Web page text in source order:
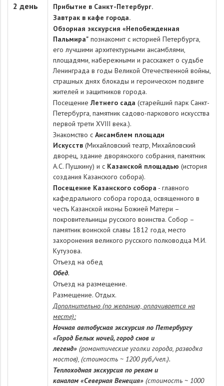
2 день Прибытие в Санкт-Петербург.
Завтрак в кафе города.
Обзорная экскурсия «Непобежденная
Пальмира" познакомит с историей Петербурга,
его лучшими архитектурными ансамблями,
площадями, набережными и расскажет о судьбе
Ленинграда в годы Великой Отечественной войны,
страшных днях блокады и героическом подвиге
жителей и защитников города.
ПосещениеЛетнего сада (старейший парк Санкт-
Петербурга, памятник садово-паркового искусства
первой трети XVIII века.).
Знакомство с Ансамблем площади
Искусств (Михайловский театр, Михайловский
дворец, здание дворянского собрания, памятник
А.С. Пушкину) и с Казанской площадью (история
создания Казанского собора).
Посещение Казанского собора - главного
кафедрального собора города, освященного в
честь Казанской иконы Божией Матери –
покровительницы русского воинства. Собор –
памятник воинской славы 1812 года, место
захоронения великого русского полководца М.И.
Кутузова.
Отъезд на обед
Обед.
Отъезд на размещение.
Размещение. Отдых.
Дополнительно (по желанию, оплачивается на
месте):
Ночная автобусная экскурсия по Петербургу
«Город Белых ночей, город снов и
легенд» (романтические уголки города, разводка
мостов), (стоимость ~ 1200 руб./чел.).
Теплоходная экскурсия по рекам и
каналам «Северная Венеция» (стоимость ~ 1000